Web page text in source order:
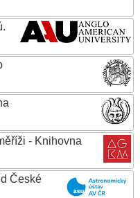
- Knihovna
České